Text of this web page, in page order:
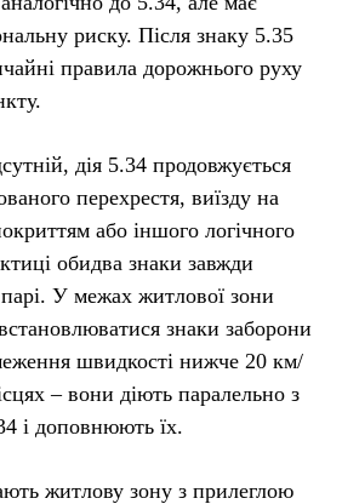
риску. Після знаку 5.35
правила дорожнього руху
дія 5.34 продовжується
перехрестя, виїзду на
або іншого логічного
обидва знаки завжди
У межах житлової зони
знаки заборони
швидкості нижче 20 км/
– вони діють паралельно з
і доповнюють їх.
житлову зону з прилеглою